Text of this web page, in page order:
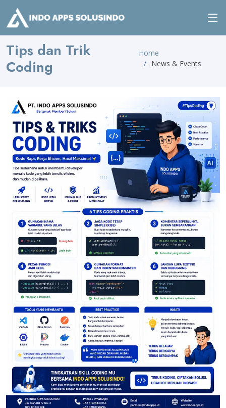
Tips dan Trik
Coding
Home
News & Events